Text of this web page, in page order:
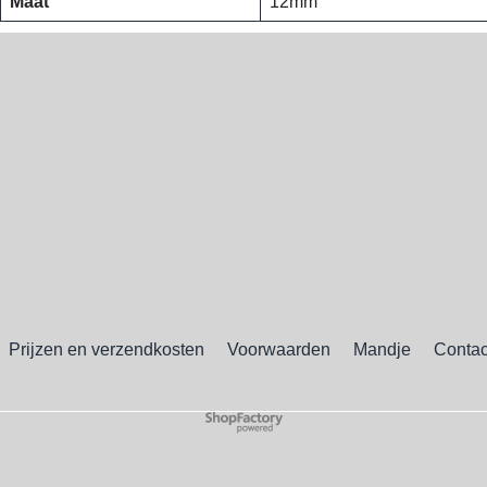
Prijzen en verzendkosten Voorwaarden Mandje
Webwinkel gemaakt met
ShopFactory webwinkel